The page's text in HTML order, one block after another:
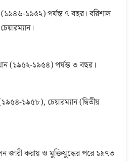
১৯৫২) পর্যন্ত ৭ বছর। বরিশাল
(১৯৫২-১৯৫৪) পর্যন্ত ৩ বছর।
১৯৫৮), চেয়ারম্যান (দ্বিতীয়
জারী করায় ও মুক্তিযুদ্ধের পরে ১৯৭৩